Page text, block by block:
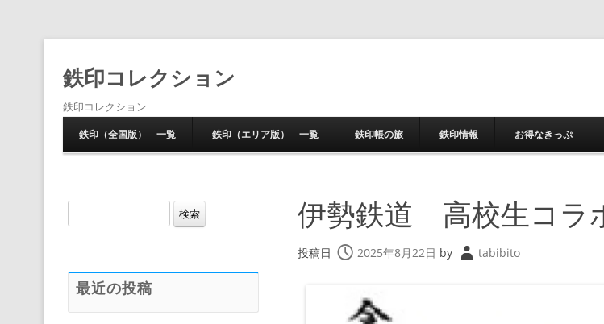
鉄印コレクション
鉄印コレクション
鉄印（全国版） 一覧 鉄印（エリア版） 一覧 鉄印帳の旅 鉄印情報 お得なきっぷ
伊勢鉄道 高校生コラ
投稿日 2025年8月22日 by tabibito
索:
最近の投稿